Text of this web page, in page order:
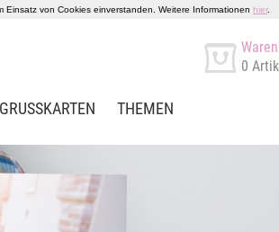
von Cookies einverstanden. Weitere Informationen hier.
0
GRUSSKARTEN THEMEN